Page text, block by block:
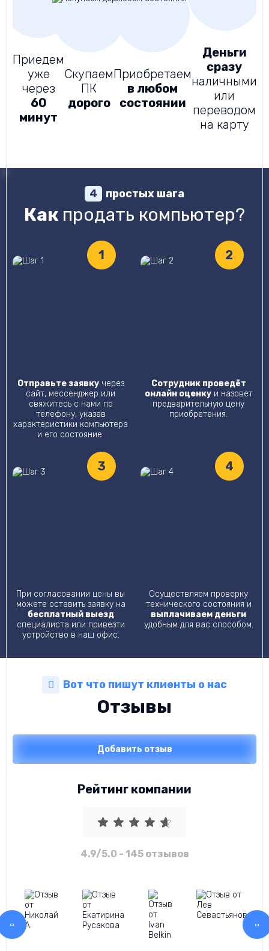
Приедем
уже
через
60
минут
Скупаем
ПК
дорого
Приобретаем
в любом
состоянии
Деньги
сразу
наличными
или
переводом
на карту
4 простых шага
Как продать компьютер?
1
Отправьте заявкучерез
сайт, мессенджер или
свяжитесь с нами по
телефону, указав
характеристики компьютера
и его состояние.
2
Сотрудник проведёт
онлайн оценкуи назовёт
предварительную цену
приобретения.
3
При согласовании цены вы
можете оставить заявку на
бесплатный выезд
специалиста или привезти
устройство в наш офис.
4
Осуществляем проверку
технического состояния и
выплачиваем деньги
удобным для вас способом.
Вот что пишут клиенты о нас
Отзывы
Добавить отзыв
Рейтинг компании
4.9/5.0 - 145 отзывов